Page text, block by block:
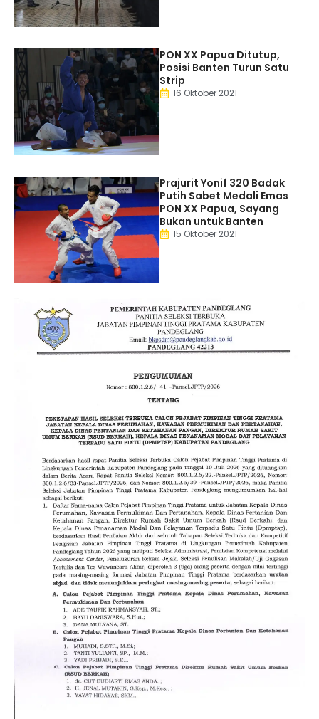
PON XX Papua Ditutup,
Posisi Banten Turun Satu
Strip
16 Oktober 2021
Prajurit Yonif 320 Badak
Putih Sabet Medali Emas
PON XX Papua, Sayang
Bukan untuk Banten
15 Oktober 2021